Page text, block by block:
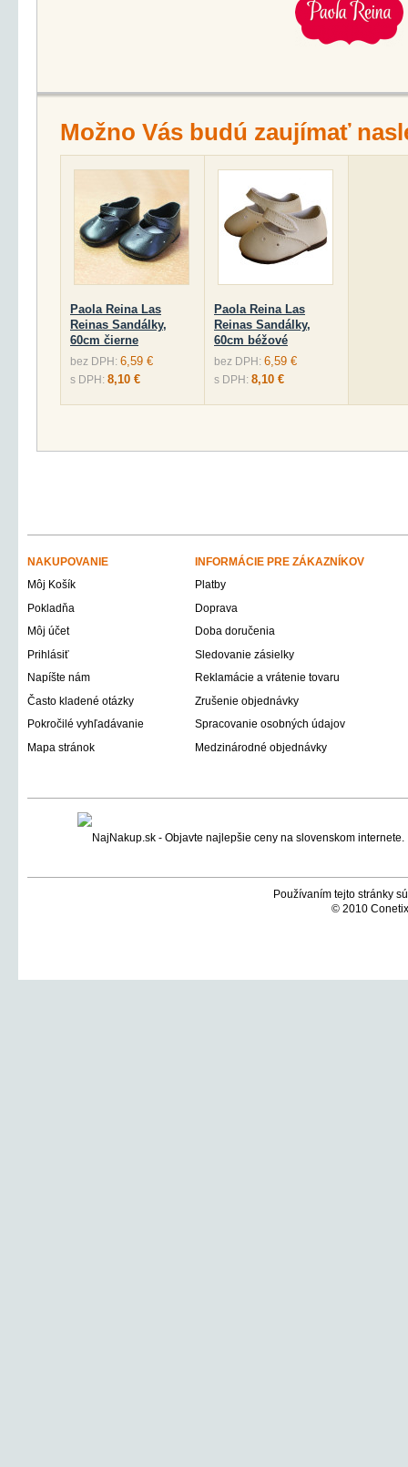
Možno Vás budú zaujímať
Paola Reina Las
Reinas Sandálky,
60cm čierne
bez DPH: 6,59 €
s DPH: 8,10 €
Paola Reina Las
Reinas Sandálky,
60cm béžové
bez DPH: 6,59 €
s DPH: 8,10 €
NAKUPOVANIE
INFORMÁCIE PRE ZÁKAZNÍKOV
Môj Košík
Platby
Pokladňa
Doprava
Môj účet
Doba doručenia
Prihlásiť
Sledovanie zásielky
Napíšte nám
Reklamácie a vrátenie tovaru
Často kladené otázky
Zrušenie objednávky
Pokročilé vyhľadávanie
Spracovanie osobných údajov
Mapa stránok
Medzinárodné objednávky
Používaním tejto stránky
© 2010